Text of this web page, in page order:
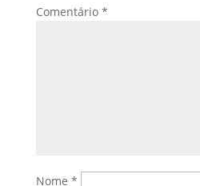
Comentário *
Nome *